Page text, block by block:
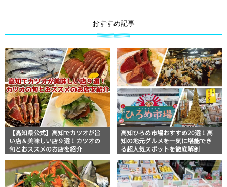
おすすめ記事
【高知県公式】高知でカツオが旨
い店＆美味しい店９選！カツオの
旬とおススメのお店を紹介
高知ひろめ市場おすすめ20選！高
知の地元グルメを一気に堪能でき
る超人気スポットを徹底解剖